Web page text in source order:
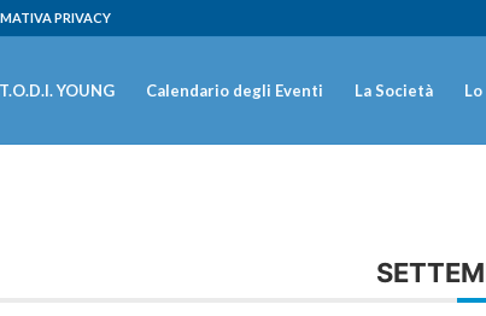
PRIVACY
YOUNG Calendario degli Eventi La Società